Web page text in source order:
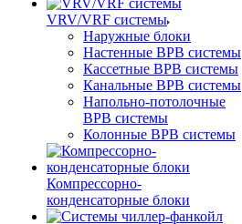
VRV/VRF системы
Наружные блоки
Настенные ВРВ системы
Кассетные ВРВ системы
Канальные ВРВ системы
Напольно-потолочные
ВРВ системы
Колонные ВРВ системы
Компрессорно-
конденсаторные блоки